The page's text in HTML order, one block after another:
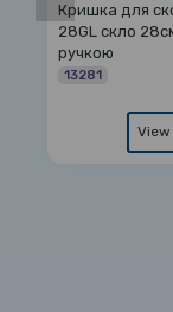
Х 25см